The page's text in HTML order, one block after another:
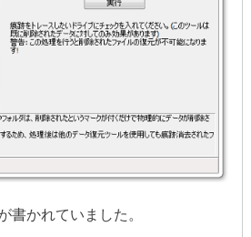
書かれていました。